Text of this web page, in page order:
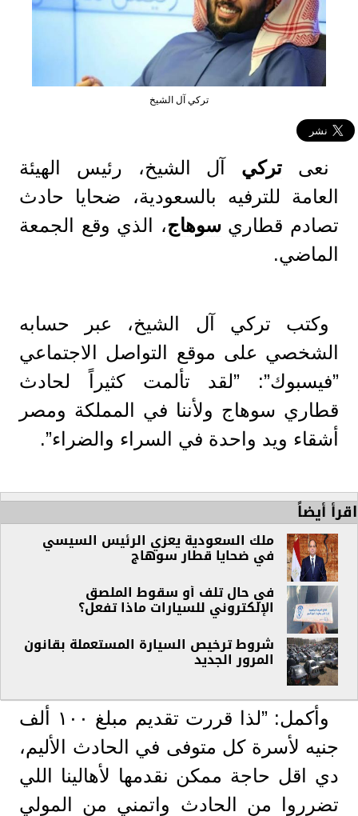
تركي آل الشيخ
نعى تركي آل الشيخ، رئيس الهيئة
العامة للترفيه بالسعودية، ضحايا حادث
تصادم قطاريسوهاج، الذي وقع الجمعة
الماضي.
وكتب تركي آل الشيخ، عبر حسابه
الشخصي على موقع التواصل الاجتماعي
”فيسبوك”: ”لقد تألمت كثيراً لحادث
قطاري سوهاج ولأننا في المملكة ومصر
أشقاء ويد واحدة في السراء والضراء”.
اقرأ أيضاً
ملك السعودية يعزي الرئيس السيسي
في ضحايا قطار سوهاج
في حال تلف أو سقوط الملصق
الإلكتروني للسيارات ماذا تفعل؟
شروط ترخيص السيارة المستعملة بقانون
المرور الجديد
وأكمل: ”لذا قررت تقديم مبلغ ١٠٠ ألف
جنيه لأسرة كل متوفى في الحادث الأليم،
دي اقل حاجة ممكن نقدمها لأهالينا اللي
تضرروا من الحادث واتمني من المولي